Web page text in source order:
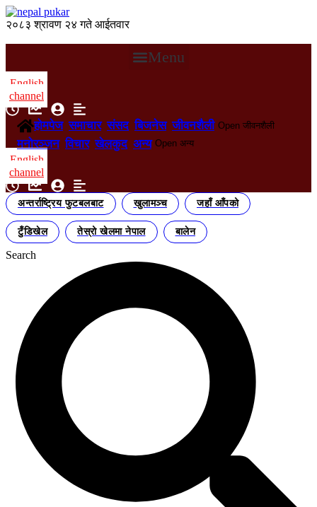
२०८३ श्रावण २४ गते आईतवार
Menu
English
channel
होमपेज समाचार संसद बिजनेस जीवनशैली Open जीवनशैली
मनोरञ्जन विचार खेलकुद अन्य Open अन्य
English
channel
अन्तर्राष्ट्रिय फुटबलबाट खुलामञ्च जहाँ आँपको
टुँडिखेल तेस्रो खेलमा नेपाल बालेन
Search